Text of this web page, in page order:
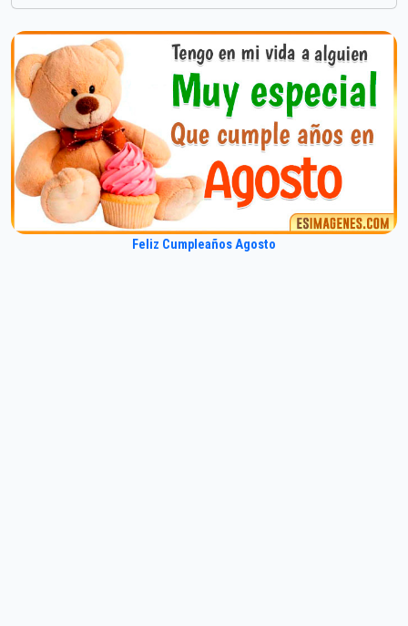
Feliz Cumpleaños Agosto